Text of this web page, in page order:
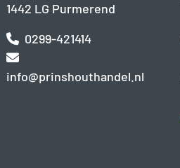
1442 LG Purmerend
0299-421414
info@prinshouthandel.nl